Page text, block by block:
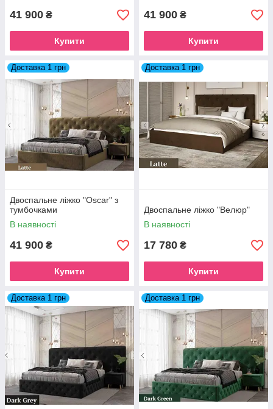
41 900 ₴
Купити
41 900 ₴
Купити
Доставка 1 грн
Двоспальне ліжко "Oscar" з
тумбочками
В наявності
41 900 ₴
Купити
Доставка 1 грн
Двоспальне ліжко "Велюр"
В наявності
17 780 ₴
Купити
Доставка 1 грн Доставка 1 грн